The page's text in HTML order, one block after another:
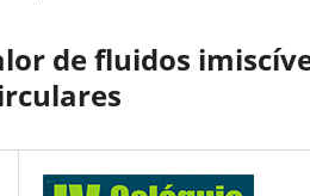
de fluidos